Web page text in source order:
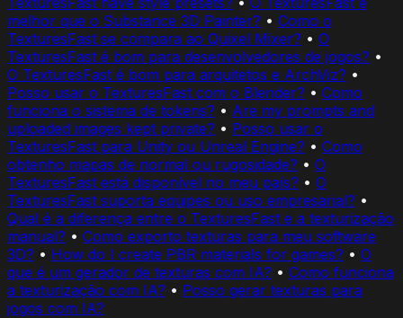
melhor que o Substance 3D Painter? • Como o
TexturesFast se compara ao Quixel Mixer? • O
TexturesFast é bom para desenvolvedores de jogos? •
O TexturesFast é bom para arquitetos e ArchViz? •
Posso usar o TexturesFast com o Blender? • Como
funciona o sistema de tokens? • Are my prompts and
uploaded images kept private? • Posso usar o
TexturesFast para Unity ou Unreal Engine? • Como
obtenho mapas de normal ou rugosidade? • O
TexturesFast está disponível no meu país? • O
TexturesFast suporta equipes ou uso empresarial? •
Qual é a diferença entre o TexturesFast e a texturização
manual? • Como exporto texturas para meu software
3D? • How do I create PBR materials for games? • O
que é um gerador de texturas com IA? • Como funciona
a texturização com IA? • Posso gerar texturas para
jogos com IA?